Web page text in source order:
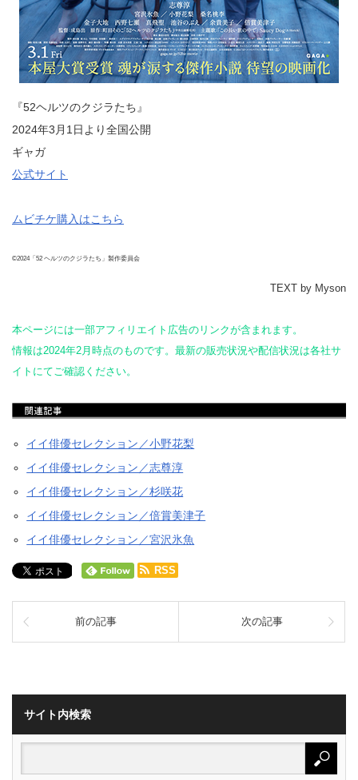
『52ヘルツのクジラたち』
2024年3月1日より全国公開
ギャガ
公式サイト
ムビチケ購入はこちら
©2024「52 ヘルツのクジラたち」製作委員会
TEXT by Myson
本ページには一部アフィリエイト広告のリンクが含まれます。
情報は2024年2月時点のものです。最新の販売状況や配信状況は各社サ
イトにてご確認ください。
イイ俳優セレクション／小野花梨
イイ俳優セレクション／志尊淳
イイ俳優セレクション／杉咲花
イイ俳優セレクション／倍賞美津子
イイ俳優セレクション／宮沢氷魚
RSS
前の記事 次の記事
サイト内検索